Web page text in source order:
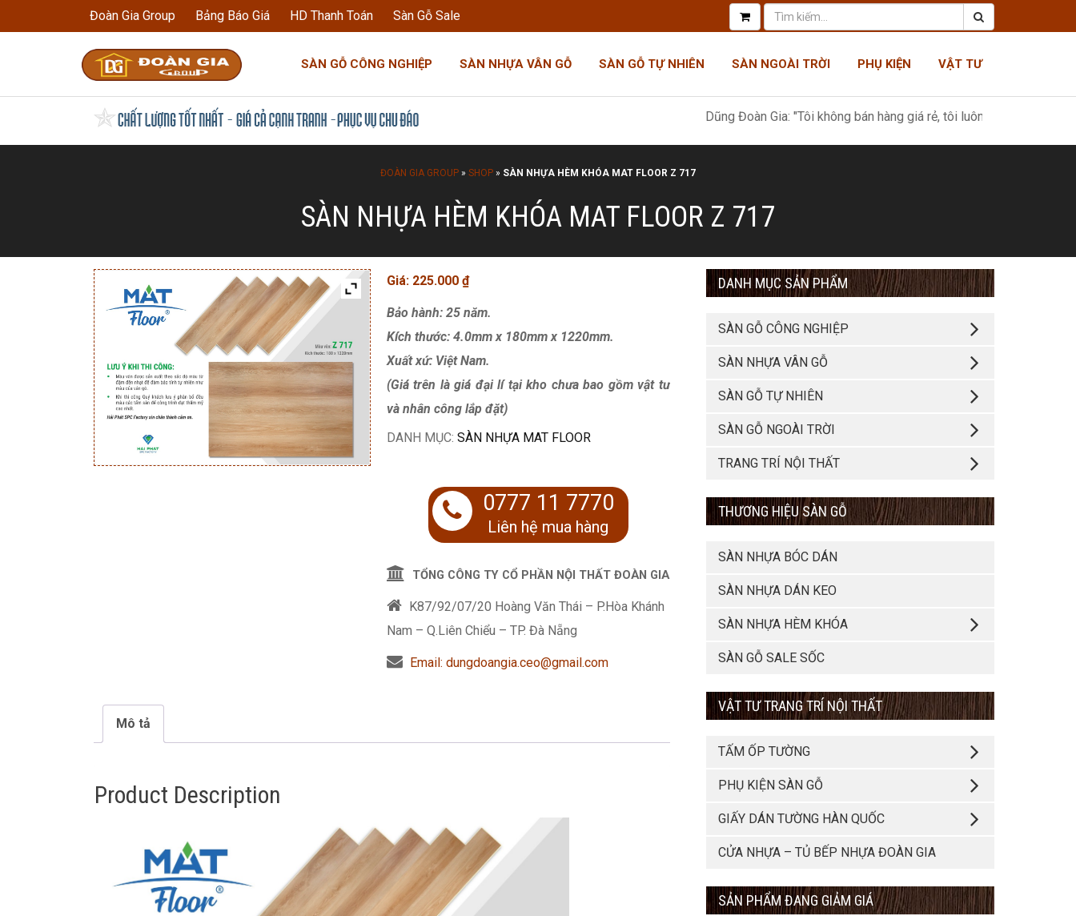
Đoàn Gia Group Bảng Báo Giá HD Thanh Toán Sàn Gỗ Sale
SÀN GỖ CÔNG NGHIỆP SÀN NHỰA VÂN GỖ SÀN GỖ TỰ NHIÊN SÀN NGOÀI TRỜI PHỤ KIỆN VẬT TƯ
Dũng Đoàn Gia: "Tôi không bán hàng giá rẻ, tôi luôn có giá tốt nhất, như một
ĐOÀN GIA GROUP » SHOP » SÀN NHỰA HÈM KHÓA MAT FLOOR Z 717
SÀN NHỰA HÈM KHÓA MAT FLOOR Z 717
Giá: 225.000 ₫
Bảo hành: 25 năm.
Kích thước: 4.0mm x 180mm x 1220mm.
Xuất xứ: Việt Nam.
(Giá trên là giá đại lí tại kho chưabao gồm vật tư
và nhân công lắp đặt)
DANH MỤC: SÀN NHỰA MAT FLOOR
0777 11 7770
Liên hệ mua hàng
TỔNG CÔNG TY CỔ PHẦN NỘI THẤT ĐOÀN GIA
K87/92/07/20 Hoàng Văn Thái – P.Hòa Khánh
Nam – Q.Liên Chiểu – TP. Đà Nẵng
Email: dungdoangia.ceo@gmail.com
Mô tả
Product Description
DANH MỤC SẢN PHẨM
SÀN GỖ CÔNG NGHIỆP
SÀN NHỰA VÂN GỖ
SÀN GỖ TỰ NHIÊN
SÀN GỖ NGOÀI TRỜI
TRANG TRÍ NỘI THẤT
THƯƠNG HIỆU SÀN GỖ
SÀN NHỰA BÓC DÁN
SÀN NHỰA DÁN KEO
SÀN NHỰA HÈM KHÓA
SÀN GỖ SALE SỐC
VẬT TƯ TRANG TRÍ NỘI THẤT
TẤM ỐP TƯỜNG
PHỤ KIỆN SÀN GỖ
GIẤY DÁN TƯỜNG HÀN QUỐC
CỬA NHỰA – TỦ BẾP NHỰA ĐOÀN GIA
SẢN PHẨM ĐANG GIẢM GIÁ